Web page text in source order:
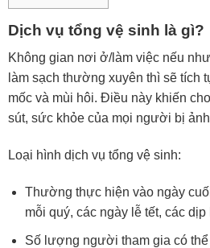
Dịch vụ tổng vệ sinh là gì?
Không gian nơi ở/làm việc nếu
làm sạch thường xuyên thì sẽ tích
mốc và mùi hôi. Điều này khiến
sút, sức khỏe của mọi người bị
Loại hình dịch vụ tổng vệ sinh:
Thường thực hiện vào ngày
mỗi quý, các ngày lễ tết, các
Số lượng người tham gia có